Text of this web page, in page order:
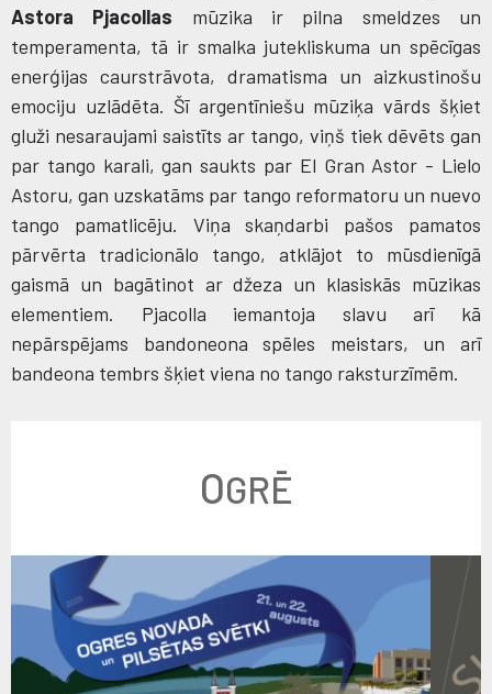
Astora Pjacollas mūzika ir pilna smeldzes un
temperamenta, tā ir smalka jutekliskuma un spēcīgas
enerģijas caurstrāvota, dramatisma un aizkustinošu
emociju uzlādēta. Šī argentīniešu mūziķa vārds šķiet
gluži nesaraujami saistīts ar tango, viņš tiek dēvēts gan
par tango karali, gan saukts par El Gran Astor - Lielo
Astoru, gan uzskatāms par tango reformatoru un nuevo
tango pamatlicēju. Viņa skaņdarbi pašos pamatos
pārvērta tradicionālo tango, atklājot to mūsdienīgā
gaismā un bagātinot ar džeza un klasiskās mūzikas
elementiem. Pjacolla iemantoja slavu arī kā
nepārspējams bandoneona spēles meistars, un arī
bandeona tembrs šķiet viena no tango raksturzīmēm.
OGRĒ